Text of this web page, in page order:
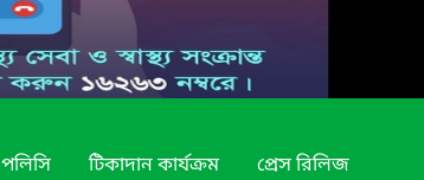
পলিসি টিকাদান কার্যক্রম প্রেস রিলিজ